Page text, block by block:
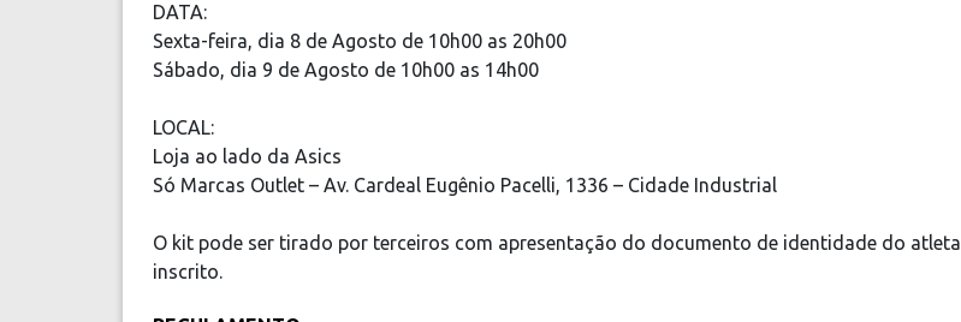
DATA:
Sexta-feira, dia 8 de Agosto de 10h00 as 20h00
Sábado, dia 9 de Agosto de 10h00 as 14h00
LOCAL:
Loja ao lado da Asics
Só Marcas Outlet – Av. Cardeal Eugênio Pacelli, 1336 – Cidade Industrial
O kit pode ser tirado por terceiros com apresentação do documento de identidade do atleta
inscrito.